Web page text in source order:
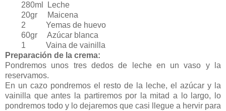
280ml Leche
20gr Maicena
2 Yemas de huevo
60gr Azúcar blanca
1 Vaina de vainilla
Preparación de la crema:
Pondremos unos tres dedos de leche en un vaso y la
reservamos.
En un cazo pondremos el resto de la leche, el azúcar y la
vainilla que antes la partiremos por la mitad a lo largo, lo
pondremos todo y lo dejaremos que casi llegue a hervir para